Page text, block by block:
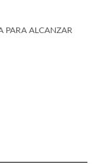
PARA ALCANZAR